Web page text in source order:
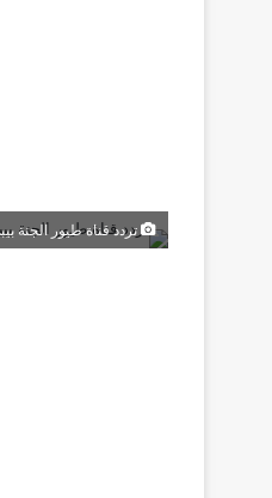
تردد قناة طيور الجنة